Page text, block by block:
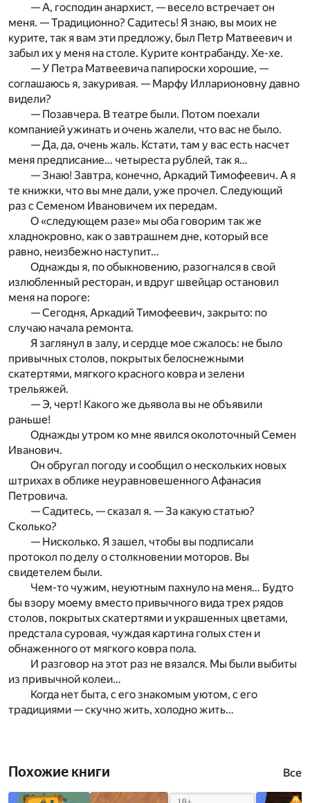
— А, господин анархист, — весело встречает он
меня. — Традиционно? Садитесь! Я знаю, вы моих не
курите, так я вам эти предложу, был Петр Матвеевич и
забыл их у меня на столе. Курите контрабанду. Хе-хе.
— У Петра Матвеевича папироски хорошие, —
соглашаюсь я, закуривая. — Марфу Илларионовну давно
видели?
— Позавчера. В театре были. Потом поехали
компанией ужинать и очень жалели, что вас не было.
— Да, да, очень жаль. Кстати, там у вас есть насчет
меня предписание… четыреста рублей, так я…
— Знаю! Завтра, конечно, Аркадий Тимофеевич. А я
те книжки, что вы мне дали, уже прочел. Следующий
раз с Семеном Ивановичем их передам.
О «следующем разе» мы оба говорим так же
хладнокровно, как о завтрашнем дне, который все
равно, неизбежно наступит…
Однажды я, по обыкновению, разогнался в свой
излюбленный ресторан, и вдруг швейцар остановил
меня на пороге:
— Сегодня, Аркадий Тимофеевич, закрыто: по
случаю начала ремонта.
Я заглянул в залу, и сердце мое сжалось: не было
привычных столов, покрытых белоснежными
скатертями, мягкого красного ковра и зелени
трельяжей.
— Э, черт! Какого же дьявола вы не объявили
раньше!
Однажды утром ко мне явился околоточный Семен
Иванович.
Он обругал погоду и сообщил о нескольких новых
штрихах в облике неуравновешенного Афанасия
Петровича.
— Садитесь, — сказал я. — За какую статью?
Сколько?
— Нисколько. Я зашел, чтобы вы подписали
протокол по делу о столкновении моторов. Вы
свидетелем были.
Чем-то чужим, неуютным пахнуло на меня… Будто
бы взору моему вместо привычного вида трех рядов
столов, покрытых скатертями и украшенных цветами,
предстала суровая, чуждая картина голых стен и
обнаженного от мягкого ковра пола.
И разговор на этот раз не вязался. Мы были выбиты
из привычной колеи…
Когда нет быта, с его знакомым уютом, с его
традициями — скучно жить, холодно жить…
Похожие книги Все